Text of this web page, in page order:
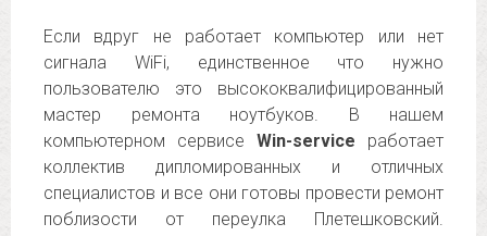
Если вдруг не работает компьютер или нет
сигнала WiFi, единственное что нужно
пользователю это высококвалифицированный
мастер ремонта ноутбуков. В нашем
компьютерном сервисе Win-service работает
коллектив дипломированных и отличных
специалистов и все они готовы провести ремонт
поблизости от переулка Плетешковский.